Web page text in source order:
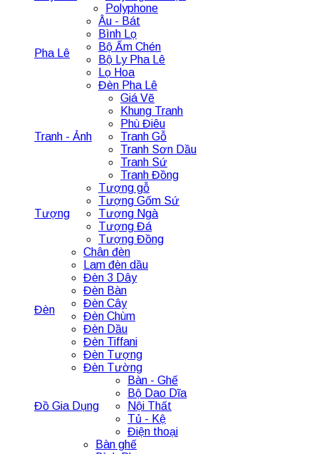
Polyphone
Pha Lê
Âu - Bát
Bình Lọ
Bộ Ấm Chén
Bộ Ly Pha Lê
Lọ Hoa
Đèn Pha Lê
Tranh - Ảnh
Giá Vẽ
Khung Tranh
Phù Điêu
Tranh Gỗ
Tranh Sơn Dầu
Tranh Sứ
Tranh Đồng
Tượng
Tượng gỗ
Tượng Gốm Sứ
Tượng Ngà
Tượng Đá
Tượng Đồng
Đèn
Chân đèn
Lam đèn dầu
Đèn 3 Dây
Đèn Bàn
Đèn Cây
Đèn Chùm
Đèn Dầu
Đèn Tiffani
Đèn Tượng
Đèn Tường
Đồ Gia Dụng
Bàn - Ghế
Bộ Dao Dĩa
Nội Thất
Tủ - Kệ
Điện thoại
Bàn ghế